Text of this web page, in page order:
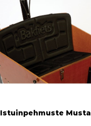
Istuinpehmuste Musta